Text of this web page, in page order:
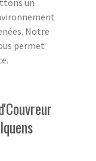
Notre
permet